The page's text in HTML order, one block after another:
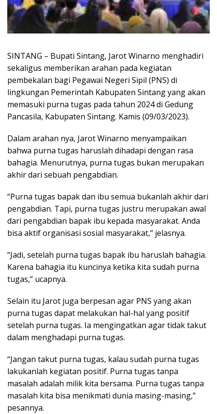
SINTANG – Bupati Sintang, Jarot Winarno menghadiri
sekaligus memberikan arahan pada kegiatan
pembekalan bagi Pegawai Negeri Sipil (PNS) di
lingkungan Pemerintah Kabupaten Sintang yang akan
memasuki purna tugas pada tahun 2024 di Gedung
Pancasila, Kabupaten Sintang. Kamis (09/03/2023).
Dalam arahan nya, Jarot Winarno menyampaikan
bahwa purna tugas haruslah dihadapi dengan rasa
bahagia. Menurutnya, purna tugas bukan merupakan
akhir dari sebuah pengabdian.
“Purna tugas bapak dan ibu semua bukanlah akhir dari
pengabdian. Tapi, purna tugas justru merupakan awal
dari pengabdian bapak ibu kepada masyarakat. Anda
bisa aktif organisasi sosial masyarakat,” jelasnya.
“Jadi, setelah purna tugas bapak ibu haruslah bahagia.
Karena bahagia itu kuncinya ketika kita sudah purna
tugas,” ucapnya.
Selain itu Jarot juga berpesan agar PNS yang akan
purna tugas dapat melakukan hal-hal yang positif
setelah purna tugas. Ia mengingatkan agar tidak takut
dalam menghadapi purna tugas.
“Jangan takut purna tugas, kalau sudah purna tugas
lakukanlah kegiatan positif. Purna tugas tanpa
masalah adalah milik kita bersama. Purna tugas tanpa
masalah kita bisa menikmati dunia masing-masing,”
pesannya.